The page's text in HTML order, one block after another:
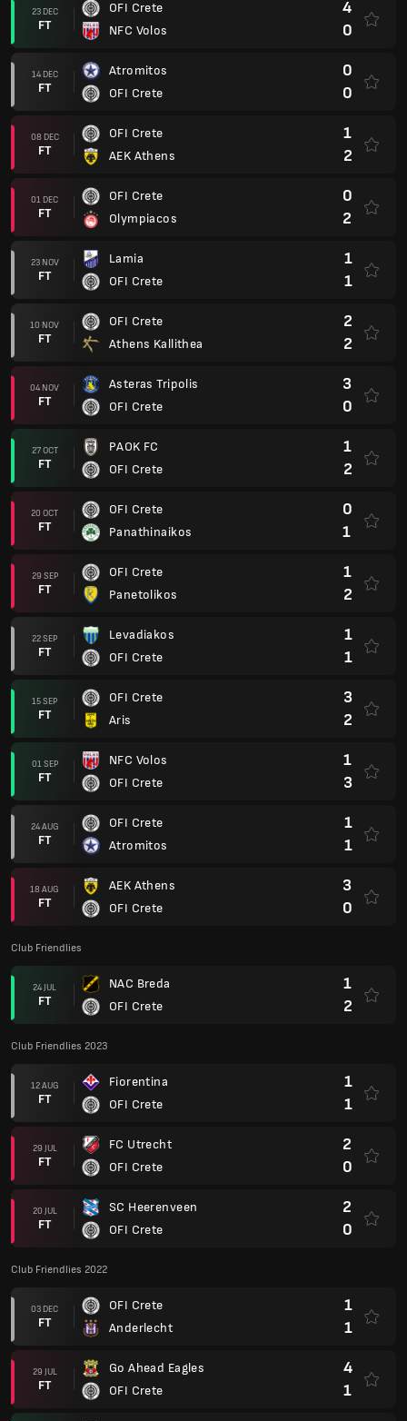
23 DEC
FT
OFI Crete
NFC Volos
4
0
14 DEC
FT
Atromitos
OFI Crete
0
0
08 DEC
FT
OFI Crete
AEK Athens
1
2
01 DEC
FT
OFI Crete
Olympiacos
0
2
23 NOV
FT
Lamia
OFI Crete
1
1
10 NOV
FT
OFI Crete
Athens Kallithea
2
2
04 NOV
FT
Asteras Tripolis
OFI Crete
3
0
27 OCT
FT
PAOK FC
OFI Crete
1
2
20 OCT
FT
OFI Crete
Panathinaikos
0
1
29 SEP
FT
OFI Crete
Panetolikos
1
2
22 SEP
FT
Levadiakos
OFI Crete
1
1
15 SEP
FT
OFI Crete
Aris
3
2
01 SEP
FT
NFC Volos
OFI Crete
1
3
24 AUG
FT
OFI Crete
Atromitos
1
1
18 AUG
FT
AEK Athens
OFI Crete
3
0
Club Friendlies
24 JUL
FT
NAC Breda
OFI Crete
1
2
Club Friendlies 2023
12 AUG
FT
Fiorentina
OFI Crete
1
1
29 JUL
FT
FC Utrecht
OFI Crete
2
0
20 JUL
FT
SC Heerenveen
OFI Crete
2
0
Club Friendlies 2022
03 DEC
FT
OFI Crete
Anderlecht
1
1
29 JUL
FT
Go Ahead Eagles
OFI Crete
4
1